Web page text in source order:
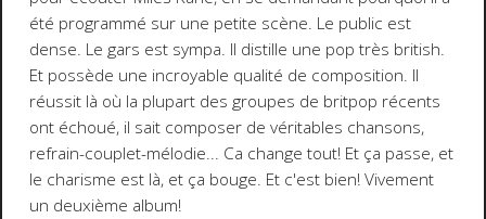
été programmé sur une petite scène. Le public est
dense. Le gars est sympa. Il distille une pop très british.
Et possède une incroyable qualité de composition. Il
réussit là où la plupart des groupes de britpop récents
ont échoué, il sait composer de véritables chansons,
refrain-couplet-mélodie... Ca change tout! Et ça passe, et
le charisme est là, et ça bouge. Et c'est bien! Vivement
un deuxième album!